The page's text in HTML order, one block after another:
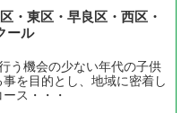
・東区・早良区・西区・
ール
う機会の少ない年代の子供
を目的とし、地域に密着し
ス・・・